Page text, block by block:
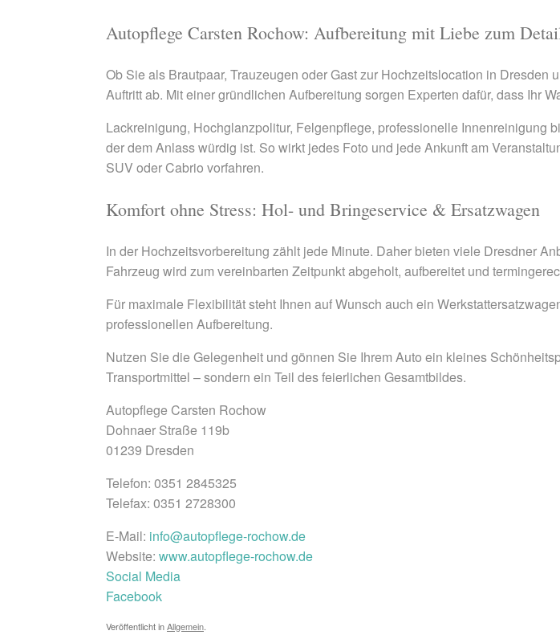
Autopflege Carsten Rochow: Aufbereitung mit Liebe zum
Ob Sie als Brautpaar, Trauzeugen oder Gast zur Hochzeitslocation in
Auftritt ab. Mit einer gründlichen Aufbereitung sorgen Experten dafür, dass Ihr
Lackreinigung, Hochglanzpolitur, Felgenpflege, professionelle Innenreinigung
der dem Anlass würdig ist. So wirkt jedes Foto und jede Ankunft am
SUV oder Cabrio vorfahren.
Komfort ohne Stress: Hol- und Bringeservice & Ersatzwagen
In der Hochzeitsvorbereitung zählt jede Minute. Daher bieten viele Dresdner
Fahrzeug wird zum vereinbarten Zeitpunkt abgeholt, aufbereitet und
Für maximale Flexibilität steht Ihnen auf Wunsch auch ein
professionellen Aufbereitung.
Nutzen Sie die Gelegenheit und gönnen Sie Ihrem Auto ein kleines
Transportmittel – sondern ein Teil des feierlichen Gesamtbildes.
Autopflege Carsten Rochow
Dohnaer Straße 119b
01239 Dresden
Telefon: 0351 2845325
Telefax: 0351 2728300
E-Mail: info@autopflege-rochow.de
Website: www.autopflege-rochow.de
Social Media
Facebook
Veröffentlicht inAllgemein